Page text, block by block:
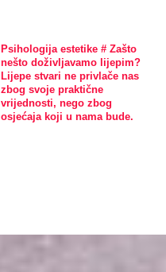
Psihologija estetike # Zašto
nešto doživljavamo lijepim?
Lijepe stvari ne privlače nas
zbog svoje praktične
vrijednosti, nego zbog
osjećaja koji u nama bude.